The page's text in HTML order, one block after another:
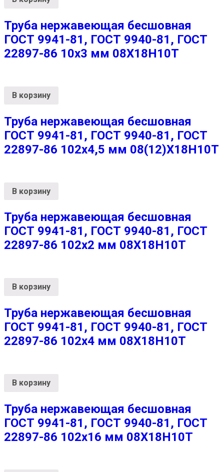
Труба нержавеющая бесшовная
ГОСТ 9941-81, ГОСТ 9940-81, ГОСТ
22897-86 10х3 мм 08Х18Н10Т
В корзину
Труба нержавеющая бесшовная
ГОСТ 9941-81, ГОСТ 9940-81, ГОСТ
22897-86 102х4,5 мм 08(12)Х18Н10Т
В корзину
Труба нержавеющая бесшовная
ГОСТ 9941-81, ГОСТ 9940-81, ГОСТ
22897-86 102х2 мм 08Х18Н10Т
В корзину
Труба нержавеющая бесшовная
ГОСТ 9941-81, ГОСТ 9940-81, ГОСТ
22897-86 102х4 мм 08Х18Н10Т
В корзину
Труба нержавеющая бесшовная
ГОСТ 9941-81, ГОСТ 9940-81, ГОСТ
22897-86 102х16 мм 08Х18Н10Т